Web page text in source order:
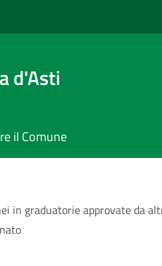
d'Asti
il Comune
in graduatorie approvate da